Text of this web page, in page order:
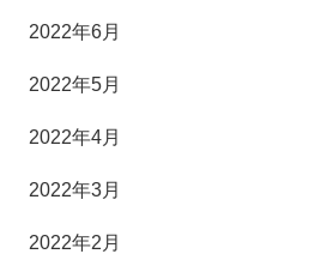
2022年6月
2022年5月
2022年4月
2022年3月
2022年2月